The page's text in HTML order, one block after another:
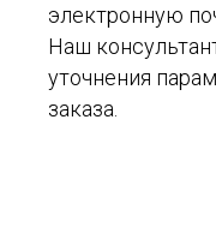
электронную
Наш
уточнения
заказа.